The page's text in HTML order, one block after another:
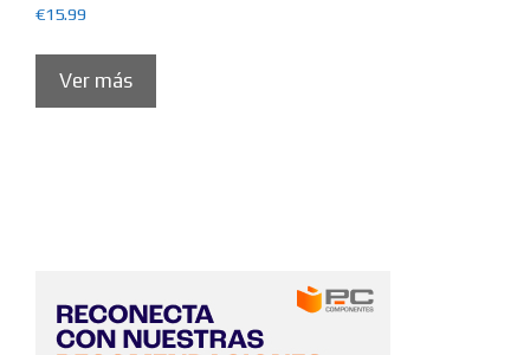
€15.99
Ver más